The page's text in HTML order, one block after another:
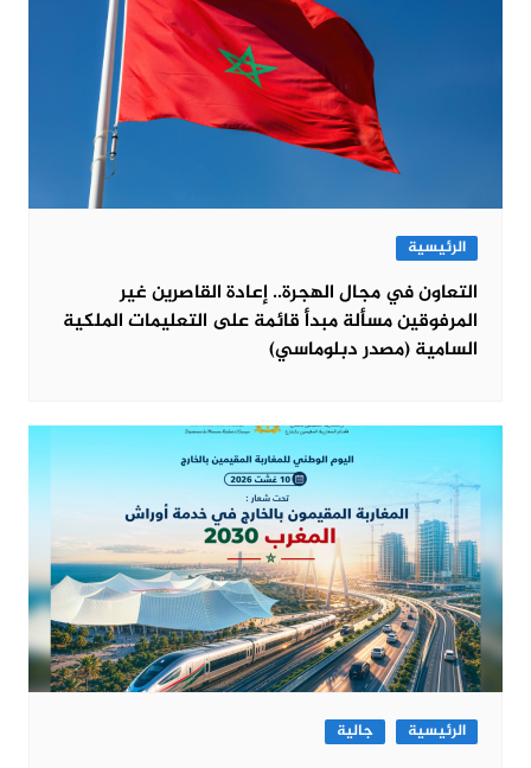
الرئيسية
التعاون في مجال الهجرة.. إعادة القاصرين غير
المرفوقين مسألة مبدأ قائمة على التعليمات الملكية
السامية (مصدر دبلوماسي)
الرئيسية جالية